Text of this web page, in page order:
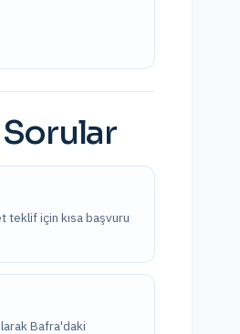
teklif için kısa başvuru
Bafra'daki